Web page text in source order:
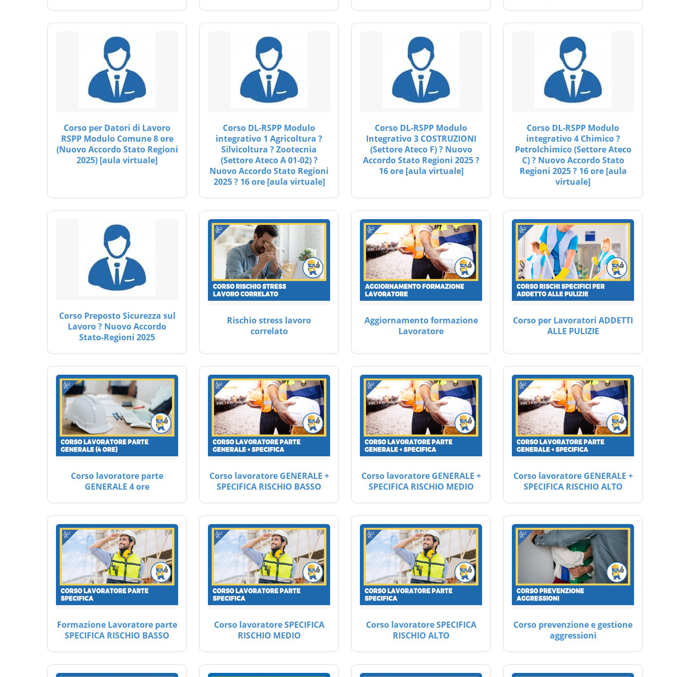
Corso per Datori di Lavoro
RSPP Modulo Comune 8 ore
(Nuovo Accordo Stato Regioni
2025) [aula virtuale]
Corso DL-RSPP Modulo
integrativo 1 Agricoltura ?
Silvicoltura ? Zootecnia
(Settore Ateco A 01-02) ?
Nuovo Accordo Stato Regioni
2025 ? 16 ore [aula virtuale]
Corso DL-RSPP Modulo
Integrativo 3 COSTRUZIONI
(Settore Ateco F) ? Nuovo
Accordo Stato Regioni 2025 ?
16 ore [aula virtuale]
Corso DL-RSPP Modulo
integrativo 4 Chimico ?
Petrolchimico (Settore Ateco
C) ? Nuovo Accordo Stato
Regioni 2025 ? 16 ore [aula
virtuale]
Corso Preposto Sicurezza sul
Lavoro ? Nuovo Accordo
Stato-Regioni 2025
Rischio stress lavoro
correlato
Aggiornamento formazione
Lavoratore
Corso per Lavoratori ADDETTI
ALLE PULIZIE
Corso lavoratore parte
GENERALE 4 ore
Corso lavoratore GENERALE +
SPECIFICA RISCHIO BASSO
Corso lavoratore GENERALE +
SPECIFICA RISCHIO MEDIO
Corso lavoratore GENERALE +
SPECIFICA RISCHIO ALTO
Formazione Lavoratore parte
SPECIFICA RISCHIO BASSO
Corso lavoratore SPECIFICA
RISCHIO MEDIO
Corso lavoratore SPECIFICA
RISCHIO ALTO
Corso prevenzione e gestione
aggressioni